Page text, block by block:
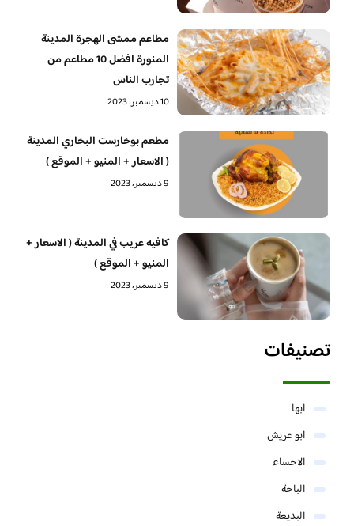
مطاعم ممشى الهجرة المدينة
المنورة افضل 10 مطاعم من
تجارب الناس
10 ديسمبر، 2023
مطعم بوخارست البخاري المدينة
( الاسعار + المنيو + الموقع )
9 ديسمبر، 2023
كافيه عريب في المدينة ( الاسعار +
المنيو + الموقع )
9 ديسمبر، 2023
تصنيفات
ابها
ابو عريش
الاحساء
الباحة
البديعة